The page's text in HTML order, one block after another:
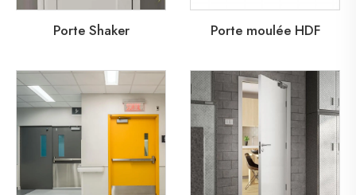
Porte Shaker Porte moulée HDF